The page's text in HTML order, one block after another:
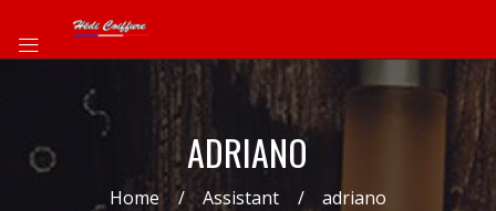
ADRIANO
Home Assistant adriano